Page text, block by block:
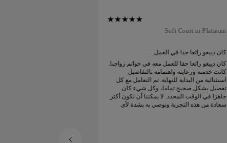
Soft Court in Platinum
كان دييغو رائعا جدا في العمل...
كان دييغو رائعا حقا للعمل معه في خواتم زواجنا.
كانت خدمته ورعايته واهتمامه بالتفاصيل
استثنائية من البداية للنهاية. تم التعامل مع كل
تفصيل بشكل صحيح تماما، وكل شيء كان
جاهزا في الوقت المحدد. لا يمكننا أن نكون أكثر
سعادة من هذه التجربة ونوصي به بشدة لأي